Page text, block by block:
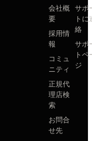
会社概
要
採用情
報
コミュ
ニティ
正規代
理店検
索
お問合
せ先
サポ
トに
絡
サポ
トペ
ジ